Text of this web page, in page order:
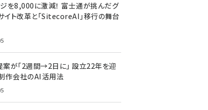
を8,000に激減！ 富士通が挑んだグ
イト改革と「SitecoreAI」移行の舞台
案が「2週間→2日に」 設立22年を迎
作会社のAI活用法